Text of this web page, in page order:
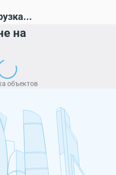
на
объектов